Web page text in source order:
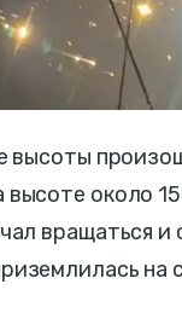
высоты
около
вращаться